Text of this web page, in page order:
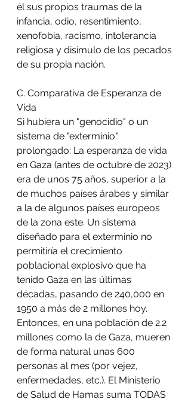
él sus propios traumas de la
infancia, odio, resentimiento,
xenofobia, racismo, intolerancia
religiosa y disimulo de los pecados
de su propia nación.
C. Comparativa de Esperanza de
Vida
Si hubiera un "genocidio" o un
sistema de "exterminio"
prolongado: La esperanza de vida
en Gaza (antes de octubre de 2023)
era de unos 75 años, superior a la
de muchos países árabes y similar
a la de algunos países europeos
de la zona este. Un sistema
diseñado para el exterminio no
permitiría el crecimiento
poblacional explosivo que ha
tenido Gaza en las últimas
décadas, pasando de 240,000 en
1950 a más de 2 millones hoy.
Entonces, en una población de 2.2
millones como la de Gaza, mueren
de forma natural unas 600
personas al mes (por vejez,
enfermedades, etc.). El Ministerio
de Salud de Hamas suma TODAS